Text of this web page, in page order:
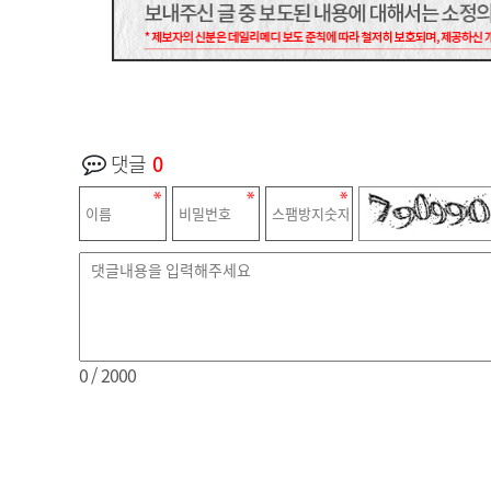
댓글 0
0/ 2000